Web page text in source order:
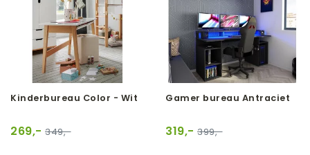
Kinderbureau Color - Wit
269,- 349,-
Gamer bureau Antraciet
319,- 399,-